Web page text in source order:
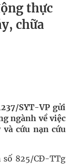
thực
chữa
SYT-VP gửi
ngành về việc
và cứu nạn cứu
số 825/CĐ-TTg